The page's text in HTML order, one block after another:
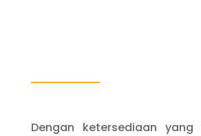
Dengan ketersediaan